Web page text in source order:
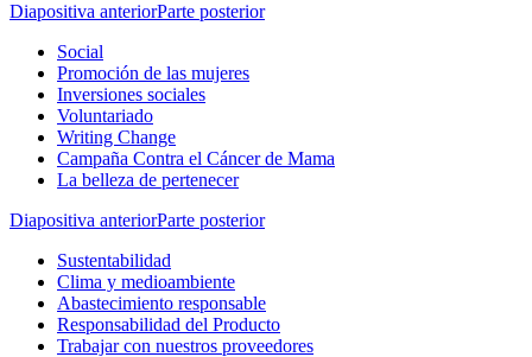
Diapositiva anteriorParte posterior
Social
Promoción de las mujeres
Inversiones sociales
Voluntariado
Writing Change
Campaña Contra el Cáncer de Mama
La belleza de pertenecer
Diapositiva anteriorParte posterior
Sustentabilidad
Clima y medioambiente
Abastecimiento responsable
Responsabilidad del Producto
Trabajar con nuestros proveedores